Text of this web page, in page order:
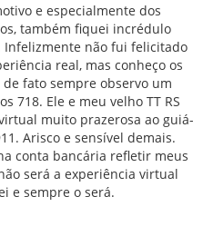
e especialmente dos
também fiquei incrédulo
Infelizmente não fui felicitado
real, mas conheço os
fato sempre observo um
718. Ele e meu velho TT RS
muito prazerosa ao guiá-
Arisco e sensível demais.
conta bancária refletir meus
será a experiência virtual
e sempre o será.